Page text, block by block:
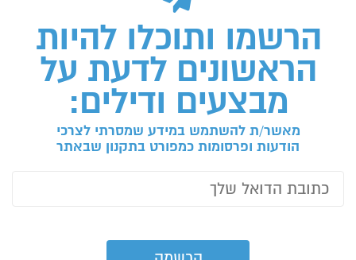
הרשמו ותוכלו להיות
הראשונים לדעת על
מבצעים ודילים:
מאשר/ת להשתמש במידע שמסרתי לצרכי
הודעות ופרסומות כמפורט בתקנון שבאתר